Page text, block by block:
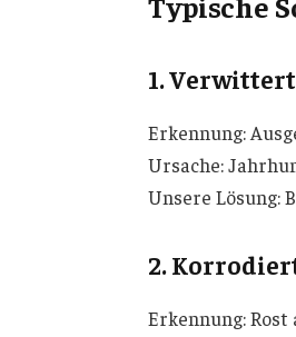
1.
Erkennung:
Ursache:
Unsere Lösung:
2.
Erkennung: